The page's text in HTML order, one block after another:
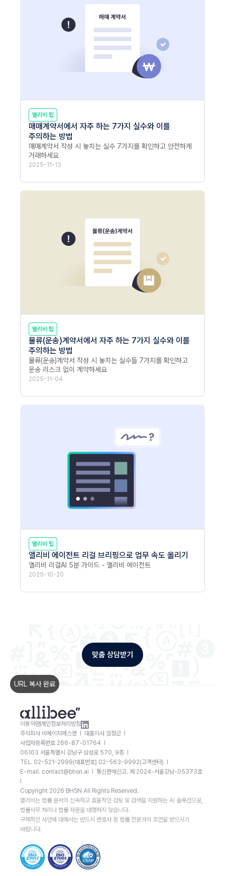
앨리비 팁
매매계약서에서 자주 하는 7가지 실수와 이를
주의하는 방법
매매계약서 작성 시 놓치는 실수 7가지를 확인하고 안전하게
거래하세요
2025-11-13
앨리비 팁
물류(운송)계약서에서 자주 하는 7가지 실수와 이를
주의하는 방법
물류(운송)계약서 작성 시 놓치는 실수들 7가지를 확인하고
운송 리스크 없이 계약하세요
2025-11-04
앨리비 팁
앨리비 에이전트 리걸 브리핑으로 업무 속도 올리기
앨리비 리걸AI 5분 가이드 - 앨리비 에이전트
2025-10-20
URL 복사 완료
맞춤 상담받기
이용약관개인정보처리방침
주식회사 비에이치에스엔 l 대표이사 임정근 l
사업자등록번호 266-87-01764 l
06163 서울특별시 강남구 삼성로 570, 9층 l
TEL. 02-521-2999(대표번호) 02-563-9992(고객센터) l
E-mail. contact@bhsn.ai l
통신판매신고. 제 2024-서울강남-05373호
Copyright 2026 BHSN All Rights Reserved.
앨리비는 법률 문서의 신속하고 효율적인 검토 및 검색을 지원하는 AI 솔루션으로,
법률사무 처리나 법률 자문을 대행하지 않습니다.
구체적인 사안에 대해서는 반드시 변호사 등 법률 전문가의 조언을 받으시기
바랍니다.